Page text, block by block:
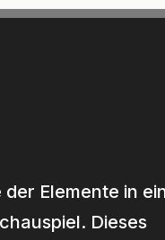
Elemente in
Dieses